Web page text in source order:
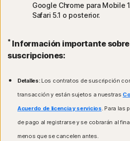
Google Chrome para Mobile
Safari 5.1 o posterior.
* Información importante
suscripciones:
Detalles:Los contratos de suscripción
transacción y están sujetos a nuestras
Acuerdo de licencia y servicios . Para
de pago al registrarse y se cobrarán al
menos que se cancelen antes.